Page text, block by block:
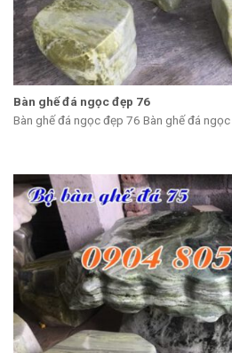
Bàn ghế đá ngọc đẹp 76
Bàn ghế đá ngọc đẹp 76 Bàn ghế đá ngọc